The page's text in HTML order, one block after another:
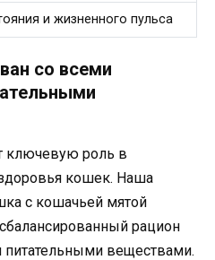
и жизненного пульса
со всеми
ключевую роль в
кошек. Наша
с кошачьей мятой
рацион
веществами.